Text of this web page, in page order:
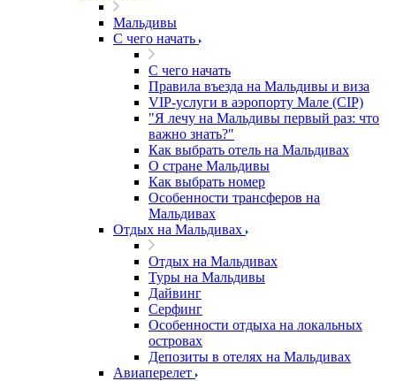
Мальдивы
С чего начать
С чего начать
Правила въезда на Мальдивы и виза
VIP-услуги в аэропорту Мале (CIP)
"Я лечу на Мальдивы первый раз: что
важно знать?"
Как выбрать отель на Мальдивах
О стране Мальдивы
Как выбрать номер
Особенности трансферов на
Мальдивах
Отдых на Мальдивах
Отдых на Мальдивах
Туры на Мальдивы
Дайвинг
Серфинг
Особенности отдыха на локальных
островах
Депозиты в отелях на Мальдивах
Авиаперелет